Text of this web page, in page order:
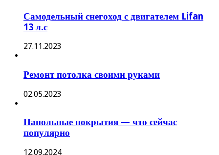
Самодельный снегоход с двигателем Lifan
13 л.с
27.11.2023
Ремонт потолка своими руками
02.05.2023
Напольные покрытия — что сейчас
популярно
12.09.2024